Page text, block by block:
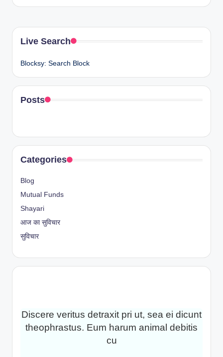
Live Search
Blocksy: Search Block
Posts
Categories
Blog
Mutual Funds
Shayari
आज का सुविचार
सुविचार
Discere veritus detraxit pri ut, sea ei dicunt
theophrastus. Eum harum animal debitis
cu